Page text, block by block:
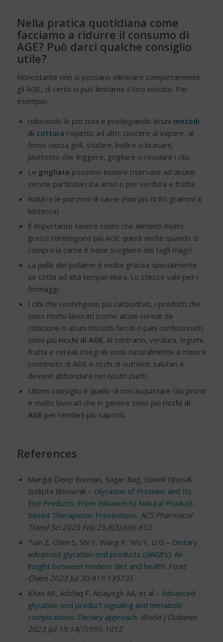
Nella pratica quotidiana come
facciamo a ridurre il consumo di
AGE? Può darci qualche consiglio
utile?
Nonostante non si possano eliminare completamente
gli AGE, di certo si può limitarne il loro introito. Per
esempio:
riducendo le porzioni e privilegiando alcuni metodi
di cottura rispetto ad altri: cuocere al vapore, al
forno senza grill, stufare, bollire o brasare,
piuttosto che friggere, grigliare o rosolare i cibi.
Le grigliate possono essere riservate ad alcune
serate particolari tra amici o per verdura e frutta.
Ridurre le porzioni di carne (non più di 80 grammi a
bistecca).
È importante tenere conto che alimenti molto
grassi contengono più AGE quindi anche quando si
compra la carne è bene scegliere dei tagli magri.
La pelle del pollame è molto grassa specialmente
se cotta ad alta temperatura. Lo stesso vale per i
formaggi.
I cibi che contengono più carboidrati, i prodotti che
sono molto lavorati (come alcuni cereali da
colazione o alcuni biscotti farciti o pani confezionati)
sono più ricchi di AGE. Al contrario, verdura, legumi,
frutta e cereali integrali sono naturalmente a minore
contenuto di AGE e ricchi di nutrienti salutari e
devono abbondare nei nostri piatti.
Ultimo consiglio è quello di non acquistare cibi pronti
e molto lavorati che in genere sono più ricchi di
AGE per renderli più saporiti.
References
Mangal Deep Burman, Sagar Bag, Souvik Ghosal,
Sudipta Bhowmik – Glycation of Proteins and Its
End Products: From Initiation to Natural Product-
Based Therapeutic Preventions. ACS Pharmacol
Transl Sci 2025 Feb 25;8(3):636-653
Tian Z, Chen S, Shi Y, Wang P, Wu Y, Li G – Dietary
advanced glycation end products (dAGEs): An
insight between modern diet and health. Food
Chem 2023 Jul 30;415:135735
Khan MI, Ashfaq F, Alsayegh AA, et al – Advanced
glycation end product signaling and metabolic
complications: Dietary approach. World J Diabetes
2023 Jul 15;14(7):995-1012